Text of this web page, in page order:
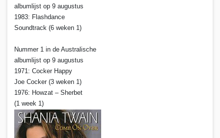
albumlijst op 9 augustus
1983: Flashdance
Soundtrack (6 weken 1)
Nummer 1 in de Australische
albumlijst op 9 augustus
1971: Cocker Happy
Joe Cocker (3 weken 1)
1976: Howzat – Sherbet
(1 week 1)